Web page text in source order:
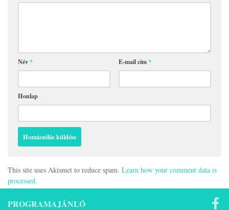
Név* E-mail cím*
Honlap
This site uses Akismet to reduce spam. Learn how your comment data is
processed.
PROGRAMAJÁNLÓ